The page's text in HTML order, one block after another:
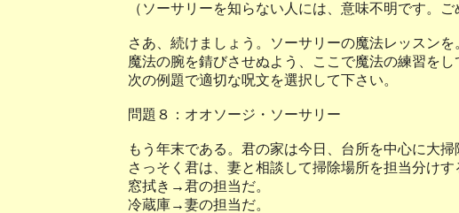
（ソーサリーを知らない人には、意味不明です。ご
さあ、続けましょう。ソーサリーの魔法レッスンを
魔法の腕を錆びさせぬよう、ここで魔法の練習を
次の例題で適切な呪文を選択して下さい。
問題８：オオソージ・ソーサリー
もう年末である。君の家は今日、台所を中心に大掃
さっそく君は、妻と相談して掃除場所を担当分けす
窓拭き→君の担当だ。
冷蔵庫→妻の担当だ。